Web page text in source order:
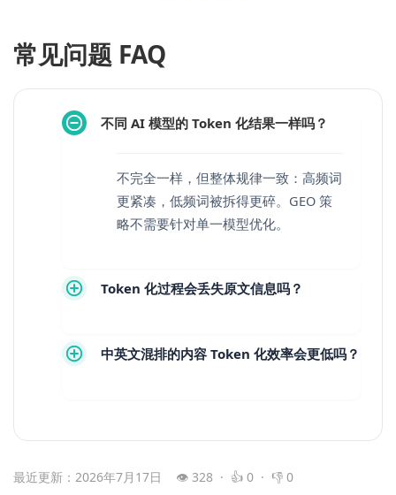
常见问题 FAQ
不同 AI 模型的 Token 化结果一样吗？
不完全一样，但整体规律一致：高频词
更紧凑，低频词被拆得更碎。GEO 策
略不需要针对单一模型优化。
Token 化过程会丢失原文信息吗？
中英文混排的内容 Token 化效率会更低吗？
最近更新：2026年7月17日 👁 328 · 👍 0 · 👎 0